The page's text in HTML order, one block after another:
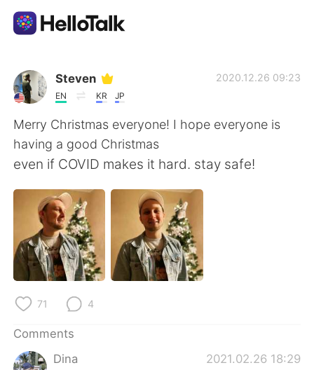
Language Exchange App
AI Grammar Checker
English
简体中文 繁體中文
Español العربية
Français Deutsch
Русский
Steven
EN KR JP
2020.12.26 09:23
Merry Christmas everyone! I hope everyone is
having a good Christmas
even if COVID makes it hard. stay safe!
71 4
Comments
Dina
2021.02.26 18:29